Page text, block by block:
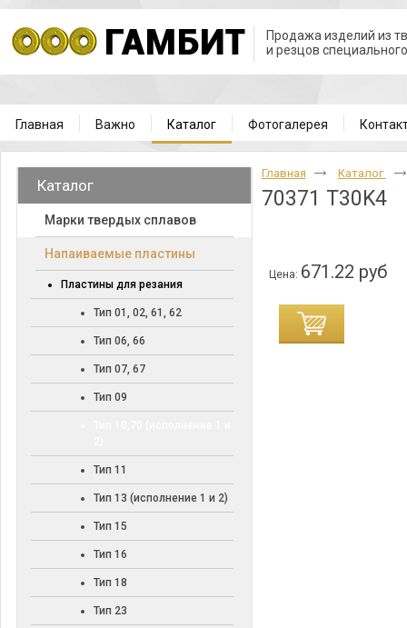
Продажа изделий из
и резцов
Главная Важно Каталог Фотогалерея
Каталог
Марки твердых сплавов
Напаиваемые пластины
Пластины для резания
Тип 01, 02, 61, 62
Тип 06, 66
Тип 07, 67
Тип 09
Тип 11
Тип 13 (исполнение 1 и 2)
Тип 15
Тип 16
Тип 18
Тип 23
Главная Каталог
70371 T30K4
Цена: 671.22 руб